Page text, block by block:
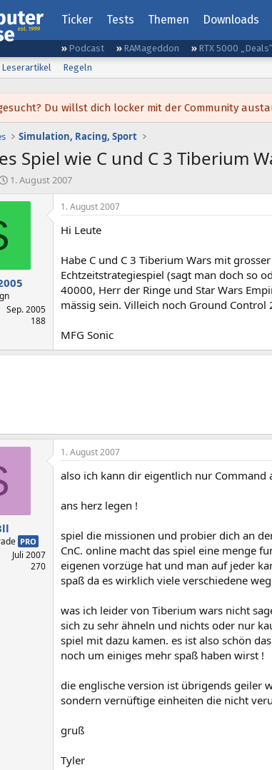
Ticker Tests Themen Downloads
Podcast RAMageddon RTX 5000 „Deals“
Leserartikel Regeln
Du willst dich locker mit der Community
Simulation, Racing, Sport
Spiel wie C und C 3 Tiberium
E
s
t
a
1. August 2007
Sep. 2005
188
1. August 2007
Hi Leute
Habe C und C 3 Tiberium Wars mit
Echtzeitstrategiespiel (sagt man doch so
40000, Herr der Ringe und Star Wars
mässig sein. Villeich noch Ground
MFG Sonic
PRO
Juli 2007
270
1. August 2007
also ich kann dir eigentlich nur Command
ans herz legen !
spiel die missionen und probier dich an
CnC. online macht das spiel eine menge
eigenen vorzüge hat und man auf jeder
spaß da es wirklich viele verschiedene
was ich leider von Tiberium wars nicht
sich zu sehr ähneln und nichts oder nur
spiel mit dazu kamen. es ist also schön
noch um einiges mehr spaß haben wirst !
die englische version ist übrigends geiler
sondern vernüftige einheiten die nicht
gruß
Tyler